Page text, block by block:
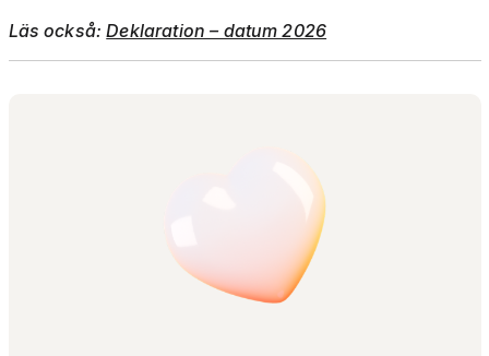
Läs också:Deklaration – datum 2026